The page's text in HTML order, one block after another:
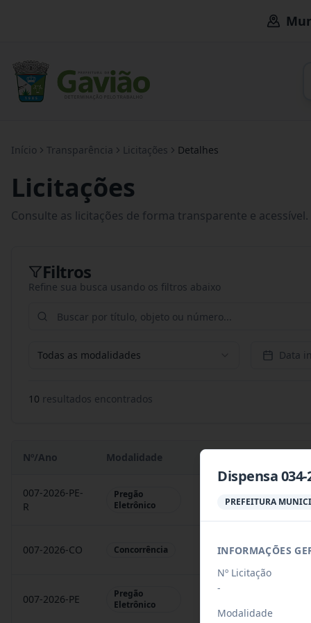
Início Transparência Licitações Detalhes
Licitações
Consulte as licitações de forma transparente e acessível.
Filtros
Refine sua busca usando os filtros abaixo
Todas as modalidades Data
10 resultados encontrados
Nº/Ano Modalidade
007-2026-PE-
R
Pregão
Eletrônico
Contratação de
007-2026-CO Concorrência Construção de 50
007-2026-PE
Pregão
Eletrônico
Dispensa 034-
PREFEITURA
INFORMAÇÕES
Nº Licitação
-
Modalidade